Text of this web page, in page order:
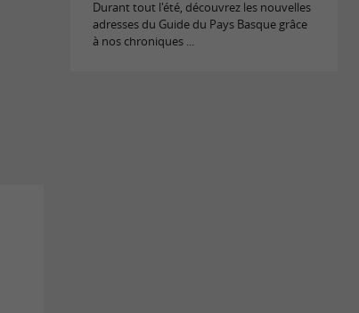
Durant tout l'été, découvrez les nouvelles
adresses du Guide du Pays Basque grâce
à nos chroniques ...